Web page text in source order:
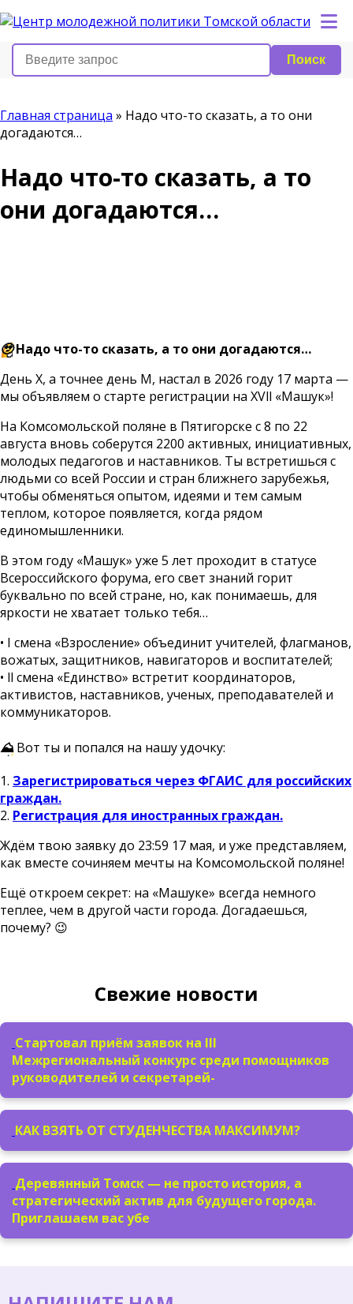
Поиск
Главная страница » Надо что-то сказать, а то они
догадаются…
Надо что-то сказать, а то
они догадаются…
🥹Надо что-то сказать, а то они догадаются…
День Х, а точнее день М, настал в 2026 году 17 марта —
мы объявляем о старте регистрации на ХVll «Машук»!
На Комсомольской поляне в Пятигорске с 8 по 22
августа вновь соберутся 2200 активных, инициативных,
молодых педагогов и наставников. Ты встретишься с
людьми со всей России и стран ближнего зарубежья,
чтобы обменяться опытом, идеями и тем самым
теплом, которое появляется, когда рядом
единомышленники.
В этом году «Машук» уже 5 лет проходит в статусе
Всероссийского форума, его свет знаний горит
буквально по всей стране, но, как понимаешь, для
яркости не хватает только тебя…
• I смена «Взросление» объединит учителей, флагманов,
вожатых, защитников, навигаторов и воспитателей;
• ll смена «Единство» встретит координаторов,
активистов, наставников, ученых, преподавателей и
коммуникаторов.
⛰️Вот ты и попался на нашу удочку:
1. Зарегистрироваться через ФГАИС для российских
граждан.
2. Регистрация для иностранных граждан.
Ждём твою заявку до 23:59 17 мая, и уже представляем,
как вместе сочиняем мечты на Комсомольской поляне!
Ещё откроем секрет: на «Машуке» всегда немного
теплее, чем в другой части города. Догадаешься,
почему? 😉
Свежие новости
Стартовал приём заявок на III
Межрегиональный конкурс среди помощников
руководителей и секретарей-
КАК ВЗЯТЬ ОТ СТУДЕНЧЕСТВА МАКСИМУМ?
Деревянный Томск — не просто история, а
стратегический актив для будущего города.
Приглашаем вас убе